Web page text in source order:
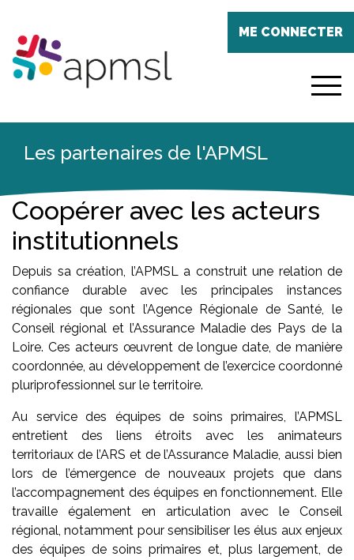
contenu
principal
ME CONNECTER
menu
Les partenaires de l'APMSL
Coopérer avec les acteurs
institutionnels
Depuis sa création, l’APMSL a construit une relation de
confiance durable avec les principales instances
régionales que sont l’Agence Régionale de Santé, le
Conseil régional et l’Assurance Maladie des Pays de la
Loire. Ces acteurs œuvrent de longue date, de manière
coordonnée, au développement de l’exercice coordonné
pluriprofessionnel sur le territoire.
Au service des équipes de soins primaires, l’APMSL
entretient des liens étroits avec les animateurs
territoriaux de l’ARS et de l’Assurance Maladie, aussi bien
lors de l’émergence de nouveaux projets que dans
l’accompagnement des équipes en fonctionnement. Elle
travaille également en articulation avec le Conseil
régional, notamment pour sensibiliser les élus aux enjeux
des équipes de soins primaires et, plus largement, de